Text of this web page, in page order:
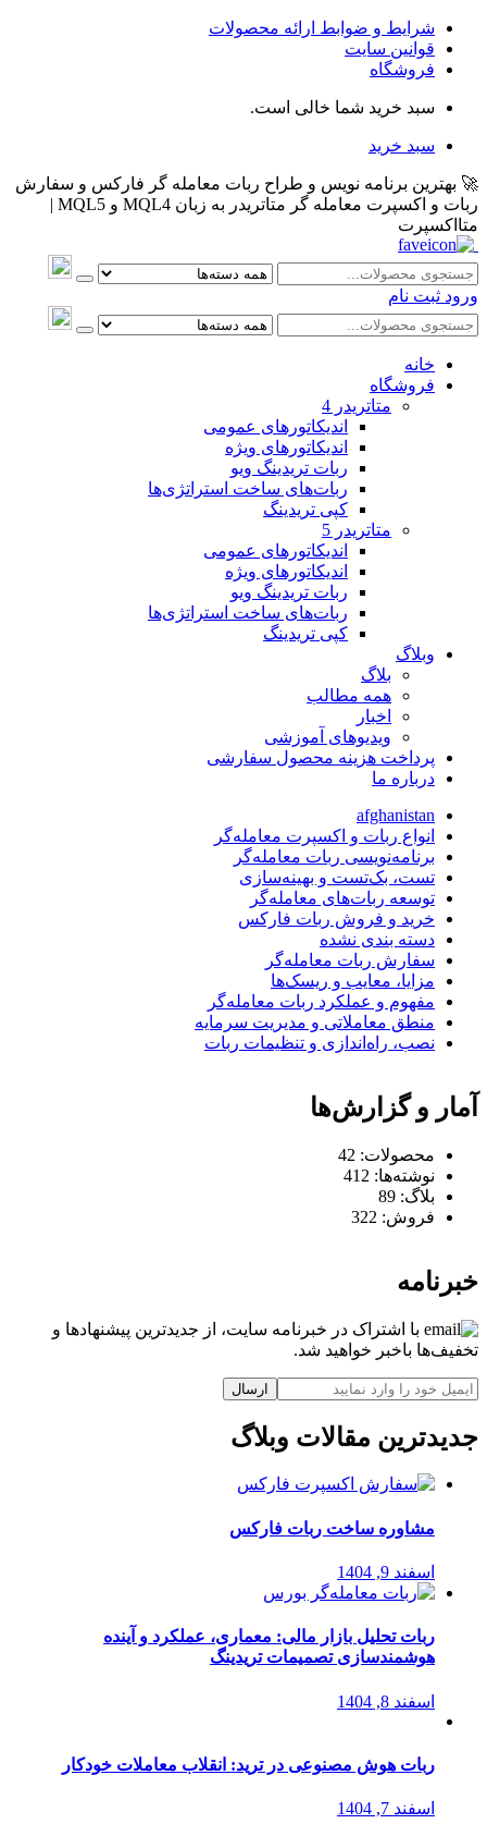
شرایط و ضوابط ارائه محصولات
قوانین سایت
فروشگاه
سبد خرید شما خالی است.
سبد خرید
🚀 بهترین برنامه نویس و طراح ربات معامله گر فارکس و سفارش
ربات و اکسپرت معامله گر متاتریدر به زبان MQL4 و MQL5 |
متااکسپرت
ورود ثبت نام
خانه
فروشگاه
متاتريدر 4
اندیکاتورهای عمومی
اندیکاتورهای ویژه
ربات تریدینگ ویو
ربات‌های ساخت استراتژی‌ها
کپی تریدینگ
متاتريدر 5
اندیکاتورهای عمومی
اندیکاتورهای ویژه
ربات تریدینگ ویو
ربات‌های ساخت استراتژی‌ها
کپی تریدینگ
وبلاگ
بلاگ
همه مطالب
اخبار
ویدیوهای آموزشی
پرداخت هزینه محصول سفارشی
درباره ما
afghanistan
انواع ربات و اکسپرت معامله‌گر
برنامه‌نویسی ربات معامله‌گر
تست، بک‌تست و بهینه‌سازی
توسعه ربات‌های معامله‌گر
خرید و فروش ربات فارکس
دسته بندی نشده
سفارش ربات معامله‌گر
مزایا، معایب و ریسک‌ها
مفهوم و عملکرد ربات معامله‌گر
منطق معاملاتی و مدیریت سرمایه
نصب، راه‌اندازی و تنظیمات ربات
آمار و گزارش‌ها
محصولات: 42
نوشته‌ها: 412
بلاگ: 89
فروش: 322
خبرنامه
با اشتراک در خبرنامه سایت، از جدیدترین پیشنهادها و
تخفیف‌ها باخبر خواهید شد.
ارسال
جدیدترین مقالات وبلاگ
مشاوره ساخت ربات فارکس
اسفند 9, 1404
ربات تحلیل بازار مالی: معماری، عملکرد و آینده
هوشمندسازی تصمیمات تریدینگ
اسفند 8, 1404
ربات هوش مصنوعی در ترید: انقلاب معاملات خودکار
اسفند 7, 1404